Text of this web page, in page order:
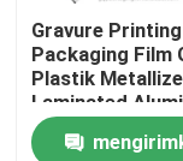
Produk
Tentang kita
Gravure
Packaging Film
Plastik
Laminated